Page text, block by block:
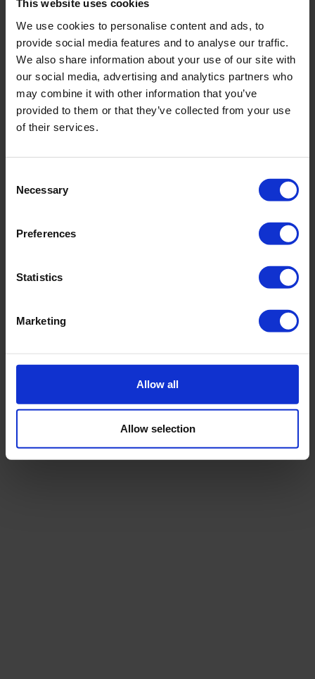
This website uses cookies
We use cookies to personalise content and ads, to
provide social media features and to analyse our traffic.
We also share information about your use of our site with
our social media, advertising and analytics partners who
may combine it with other information that you’ve
provided to them or that they’ve collected from your use
of their services.
Selection
Necessary
Preferences
Statistics
Marketing
Allow all
Allow selection
Lorem ipsum dolor sit amet, consectetur adipiscing
elit, sed do eiusmod tempor incididunt ut labore et
dolore magna aliqua. Ut enim ad minim veniam.
Klient Navn
elit, sed do eiusmod tempor incididunt ut labore et
dolore magna aliqua. Ut enim ad minim veniam.
Klient Navn